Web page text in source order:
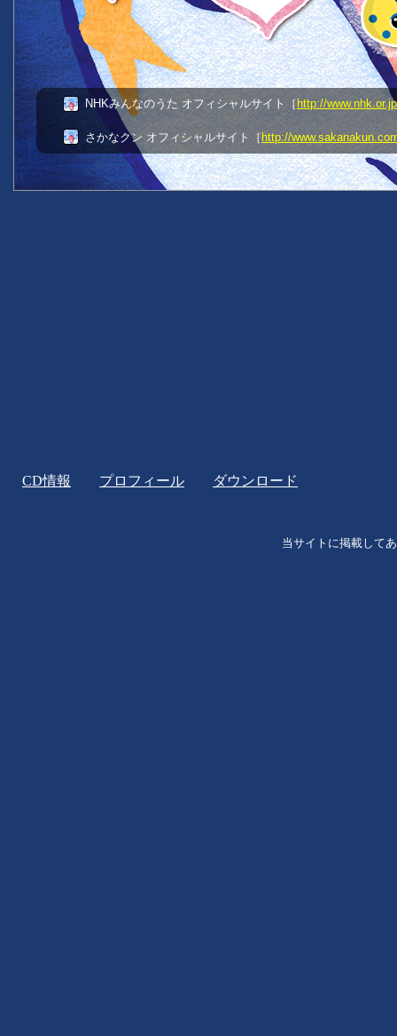
NHKみんなのうた オフィシャルサイト［ http://
さかなクン オフィシャルサイト［ http://
CD情報 プロフィール ダウンロード
当サイトに掲載して